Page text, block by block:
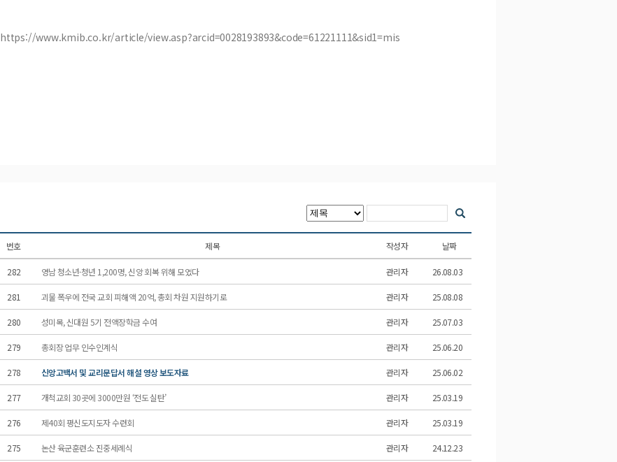
https://www.kmib.co.kr/article/view.asp?arcid=0028193893&code=61221111&sid1=mis
번호 제목 작성자 날짜
282 영남 청소년·청년 1,200명, 신앙 회복 위해 모였다 관리자 26.08.03
281 괴물 폭우에 전국 교회 피해액 20억, 총회 차원 지원하기로 관리자 25.08.08
280 성미목, 신대원 5기 전액장학금 수여 관리자 25.07.03
279 총회장 업무 인수인계식 관리자 25.06.20
278 신앙고백서 및 교리문답서 해설 영상 보도자료 관리자 25.06.02
277 개척교회 30곳에 3000만원 ‘전도 실탄’ 관리자 25.03.19
276 제40회 평신도지도자 수련회 관리자 25.03.19
275 논산 육군훈련소 진중세례식 관리자 24.12.23